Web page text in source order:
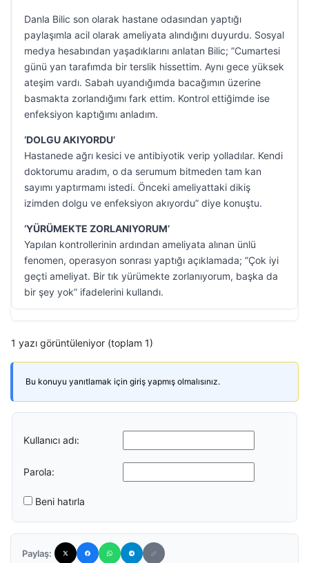
Danla Bilic son olarak hastane odasından yaptığı
paylaşımla acil olarak ameliyata alındığını duyurdu. Sosyal
medya hesabından yaşadıklarını anlatan Bilic; ”Cumartesi
günü yan tarafımda bir terslik hissettim. Aynı gece yüksek
ateşim vardı. Sabah uyandığımda bacağımın üzerine
basmakta zorlandığımı fark ettim. Kontrol ettiğimde ise
enfeksiyon kaptığımı anladım.
‘DOLGU AKIYORDU’
Hastanede ağrı kesici ve antibiyotik verip yolladılar. Kendi
doktorumu aradım, o da serumum bitmeden tam kan
sayımı yaptırmamı istedi. Önceki ameliyattaki dikiş
izimden dolgu ve enfeksiyon akıyordu” diye konuştu.
‘YÜRÜMEKTE ZORLANIYORUM’
Yapılan kontrollerinin ardından ameliyata alınan ünlü
fenomen, operasyon sonrası yaptığı açıklamada; ”Çok iyi
geçti ameliyat. Bir tık yürümekte zorlanıyorum, başka da
bir şey yok” ifadelerini kullandı.
1 yazı görüntüleniyor (toplam 1)
Bu konuyu yanıtlamak için giriş yapmış olmalısınız.
Kullanıcı adı:
Parola:
Beni hatırla
Paylaş: